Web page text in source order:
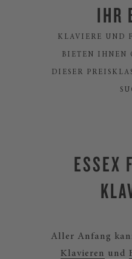
IHR
KLAVIERE UND
BIETEN IHNEN
DIESER
ESSEX
Aller Anfang
Klavieren und